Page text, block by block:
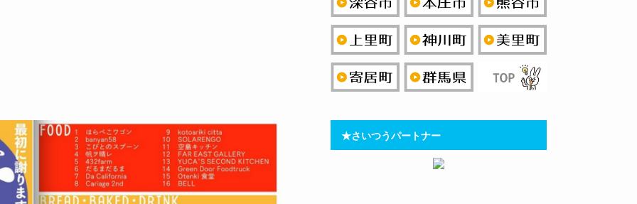
★さいつうパートナー